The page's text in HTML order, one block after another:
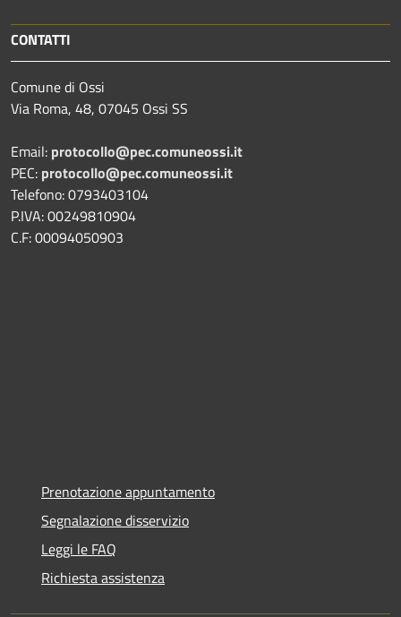
CONTATTI
Comune di Ossi
Via Roma, 48, 07045 Ossi SS
Email: protocollo@pec.comuneossi.it
PEC: protocollo@pec.comuneossi.it
Telefono: 0793403104
P.IVA: 00249810904
C.F: 00094050903
Prenotazione appuntamento
Segnalazione disservizio
Leggi le FAQ
Richiesta assistenza